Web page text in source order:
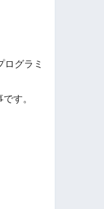
ログラミ
す。